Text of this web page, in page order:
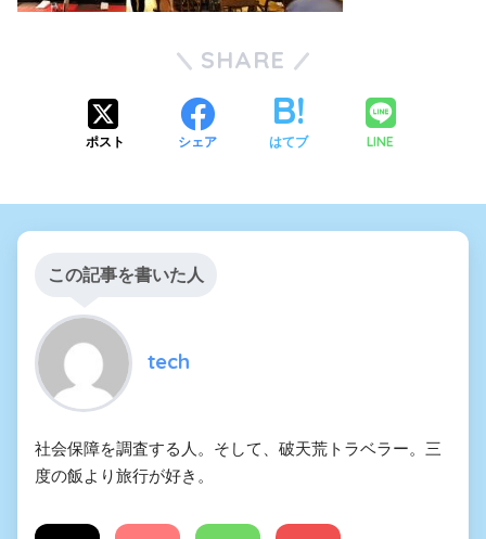
SHARE
ポスト シェア はてブ LINE
この記事を書いた人
tech
社会保障を調査する人。そして、破天荒トラベラー。三
度の飯より旅行が好き。